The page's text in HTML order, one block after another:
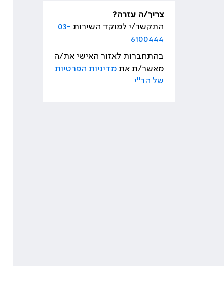
צריך/ה עזרה?
התקשר/י למוקד השירות 03-
6100444
בהתחברות לאזור האישי את/ה
מאשר/ת אתמדיניות הפרטיות
של הר"י